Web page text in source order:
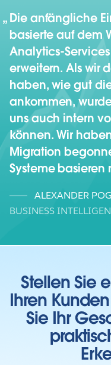
Die anfängliche
basierte auf dem
Analytics-
erweitern. Als wir
haben, wie gut
ankommen,
uns auch intern
können. Wir
Migration
Systeme
ALEXANDER
BUSINESS
Stellen Sie
Ihren
Sie Ihr